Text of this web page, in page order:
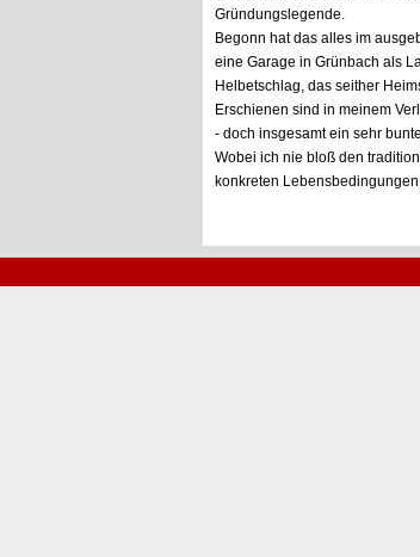
Gründungslegende.
Begonn hat das alles im
eine Garage in Grünbach als
Helbetschlag, das seither
Erschienen sind in meinem
- doch insgesamt ein sehr
Wobei ich nie bloß den
konkreten